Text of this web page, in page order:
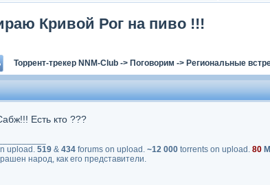
Кривой Рог на пиво !!!
Торрент-трекер NNM-Club-> Поговорим -> Региональные
Есть кто ???
upload. 519& 434forums on upload. ~12 000torrents on upload. 80
народ, как его представители.